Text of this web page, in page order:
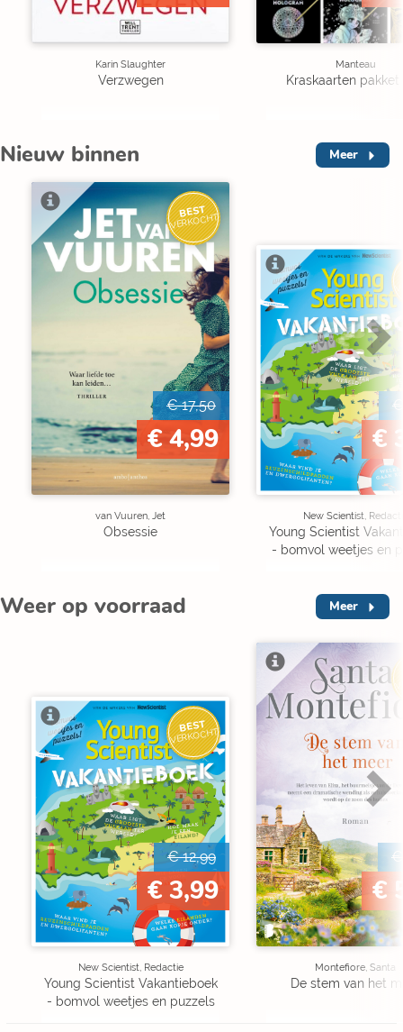
Karin Slaughter
Verzwegen
Manteau
Kraskaarten pakket
Nieuw binnen Meer
BEST
VERKOCHT
€ 17,50
€ 4,99
van Vuuren, Jet
Obsessie
€
New Scientist,
Young Scientist
- bomvol weetjes en
Weer op voorraad Meer
BEST
VERKOCHT
€ 12,99
€ 3,99
New Scientist, Redactie
Young Scientist Vakantieboek
- bomvol weetjes en puzzels
€
€
Montefiore, Santa
De stem van het